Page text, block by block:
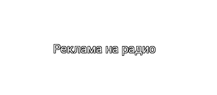
Реклама на радио